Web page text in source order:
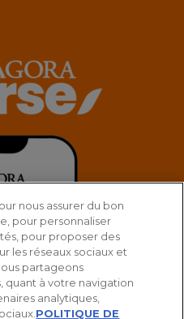
nous assurer du bon
pour personnaliser
pour proposer des
les réseaux sociaux et
partageons
quant à votre navigation
analytiques,
POLITIQUE DE